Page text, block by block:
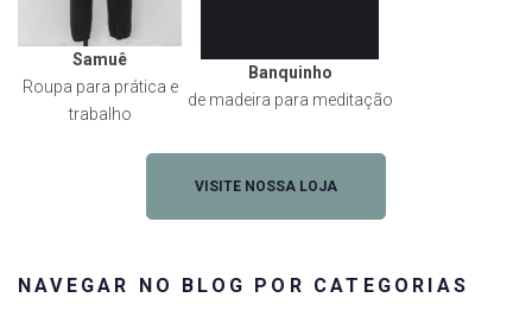
Samuê
Roupa para prática e
trabalho
Banquinho
de madeira para meditação
VISITE NOSSA LOJA
NAVEGAR NO BLOG POR CATEGORIAS